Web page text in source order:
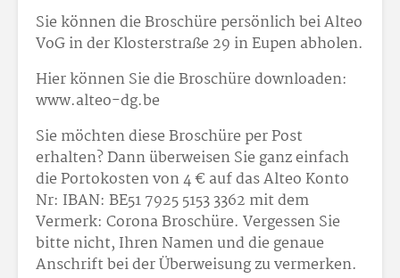
Sie können die Broschüre persönlich bei Alteo
VoG in der Klosterstraße 29 in Eupen abholen.
Hier können Sie die Broschüre downloaden:
www.alteo-dg.be
Sie möchten diese Broschüre per Post
erhalten? Dann überweisen Sie ganz einfach
die Portokosten von 4 € auf das Alteo Konto
Nr: IBAN: BE51 7925 5153 3362 mit dem
Vermerk: Corona Broschüre. Vergessen Sie
bitte nicht, Ihren Namen und die genaue
Anschrift bei der Überweisung zu vermerken.